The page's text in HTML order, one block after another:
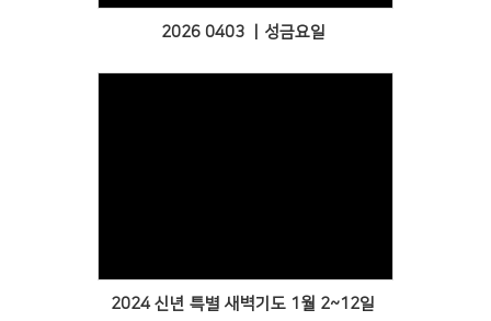
2026 0403 ㅣ성금요일
2024 신년 특별 새벽기도 1월 2~12일